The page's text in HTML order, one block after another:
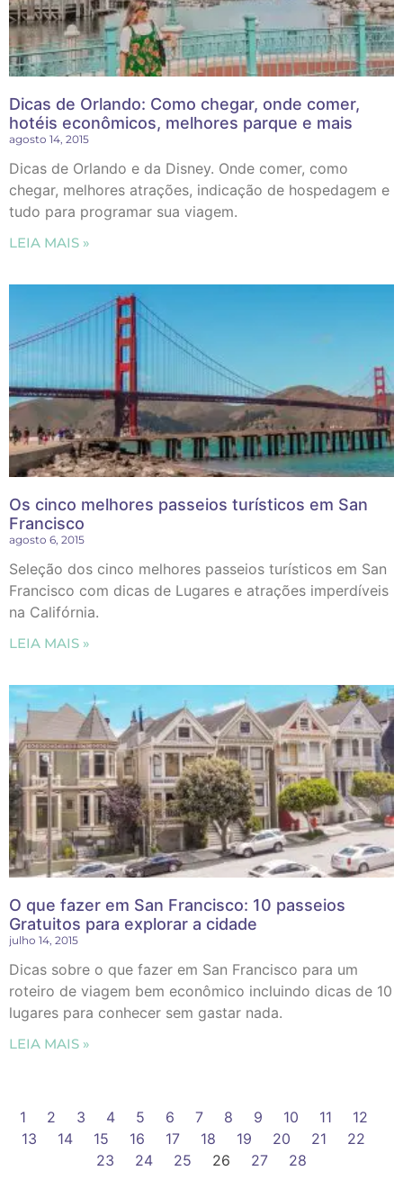
Dicas de Orlando: Como chegar, onde comer,
hotéis econômicos, melhores parque e mais
agosto 14, 2015
Dicas de Orlando e da Disney. Onde comer, como
chegar, melhores atrações, indicação de hospedagem e
tudo para programar sua viagem.
LEIA MAIS »
Os cinco melhores passeios turísticos em San
Francisco
agosto 6, 2015
Seleção dos cinco melhores passeios turísticos em San
Francisco com dicas de Lugares e atrações imperdíveis
na Califórnia.
LEIA MAIS »
O que fazer em San Francisco: 10 passeios
Gratuitos para explorar a cidade
julho 14, 2015
Dicas sobre o que fazer em San Francisco para um
roteiro de viagem bem econômico incluindo dicas de 10
lugares para conhecer sem gastar nada.
LEIA MAIS »
1 2 3 4 5 6 7 8 9 10 11
12
13
14 15 16 17 18 19 20 21
22
23
24 25 26 27 28